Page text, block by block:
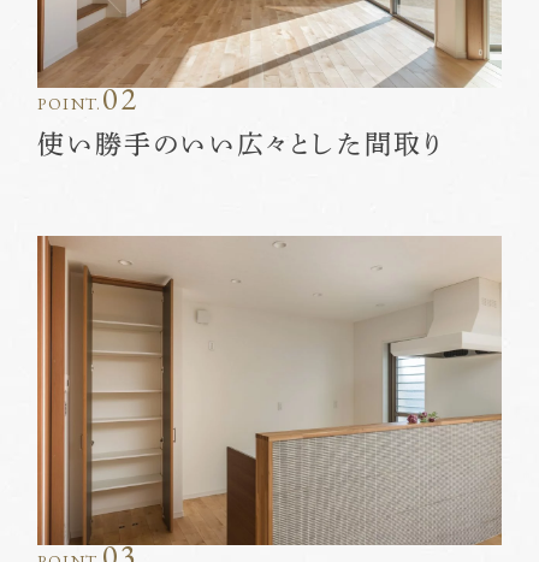
POINT.02
使い勝手のいい広々とした間取り